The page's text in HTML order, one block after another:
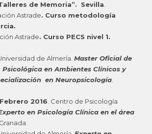
de Memoria”. Sevilla
Astrade. Curso metodología
Astrade. Curso PECS nivel 1.
de Almería. Master Oficial de
en Ambientes Clínicos y
en Neuropsicología.
2016 . Centro de Psicología
en Psicología Clínica en el área